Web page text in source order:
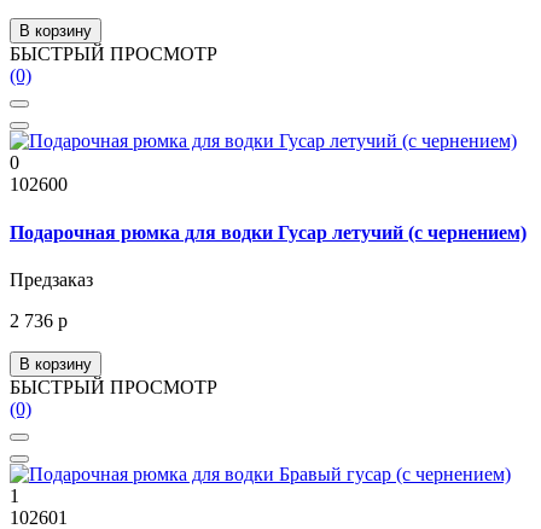
В корзину
БЫСТРЫЙ ПРОСМОТР
(0)
0
102600
Подарочная рюмка для водки Гусар летучий (с чернением)
Предзаказ
2 736 р
В корзину
БЫСТРЫЙ ПРОСМОТР
(0)
1
102601